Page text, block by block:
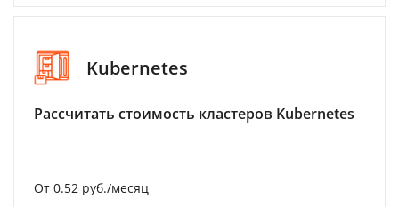
Kubernetes
Рассчитать стоимость кластеров Kubernetes
От 0.52 руб./месяц